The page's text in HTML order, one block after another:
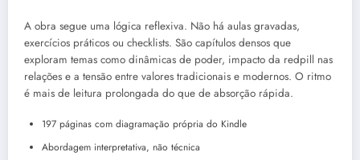
A obra segue uma lógica reflexiva. Não há aulas gravadas,
exercícios práticos ou checklists. São capítulos densos que
exploram temas como dinâmicas de poder, impacto da redpill nas
relações e a tensão entre valores tradicionais e modernos. O ritmo
é mais de leitura prolongada do que de absorção rápida.
197 páginas com diagramação própria do Kindle
Abordagem interpretativa, não técnica